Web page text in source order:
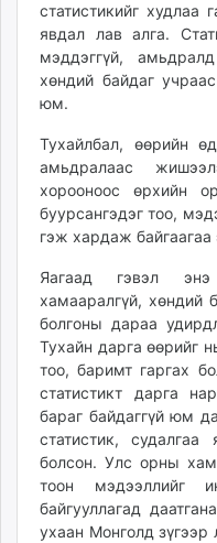
статистикийг худлаа
явдал лав алга.
мэддэггүй,
хөндий байдаг
юм.
Тухайлбал, өөрийн
амьдралаас
хорооноос өрхийн
буурсангэдэг тоо,
гэж хардаж
Яагаад гэвэл энэ
хамааралгүй, хөндий
болгоны дараа
Тухайн дарга өөрийг
тоо, баримт гаргах
статистикт дарга
бараг байдаггүй юм
статистик, судалгаа
болсон. Улс орны
тоон мэдээллийг
байгууллагад
ухаан Монголд зүгээр